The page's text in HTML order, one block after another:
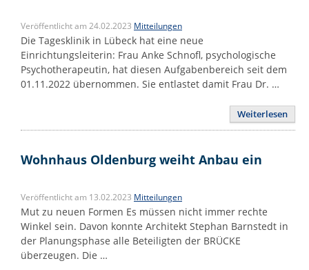
Veröffentlicht am 24.02.2023 Mitteilungen
Die Tagesklinik in Lübeck hat eine neue
Einrichtungsleiterin: Frau Anke Schnofl, psychologische
Psychotherapeutin, hat diesen Aufgabenbereich seit dem
01.11.2022 übernommen. Sie entlastet damit Frau Dr. …
Weiterlesen
Wohnhaus Oldenburg weiht Anbau ein
Veröffentlicht am 13.02.2023 Mitteilungen
Mut zu neuen Formen Es müssen nicht immer rechte
Winkel sein. Davon konnte Architekt Stephan Barnstedt in
der Planungsphase alle Beteiligten der BRÜCKE
überzeugen. Die …